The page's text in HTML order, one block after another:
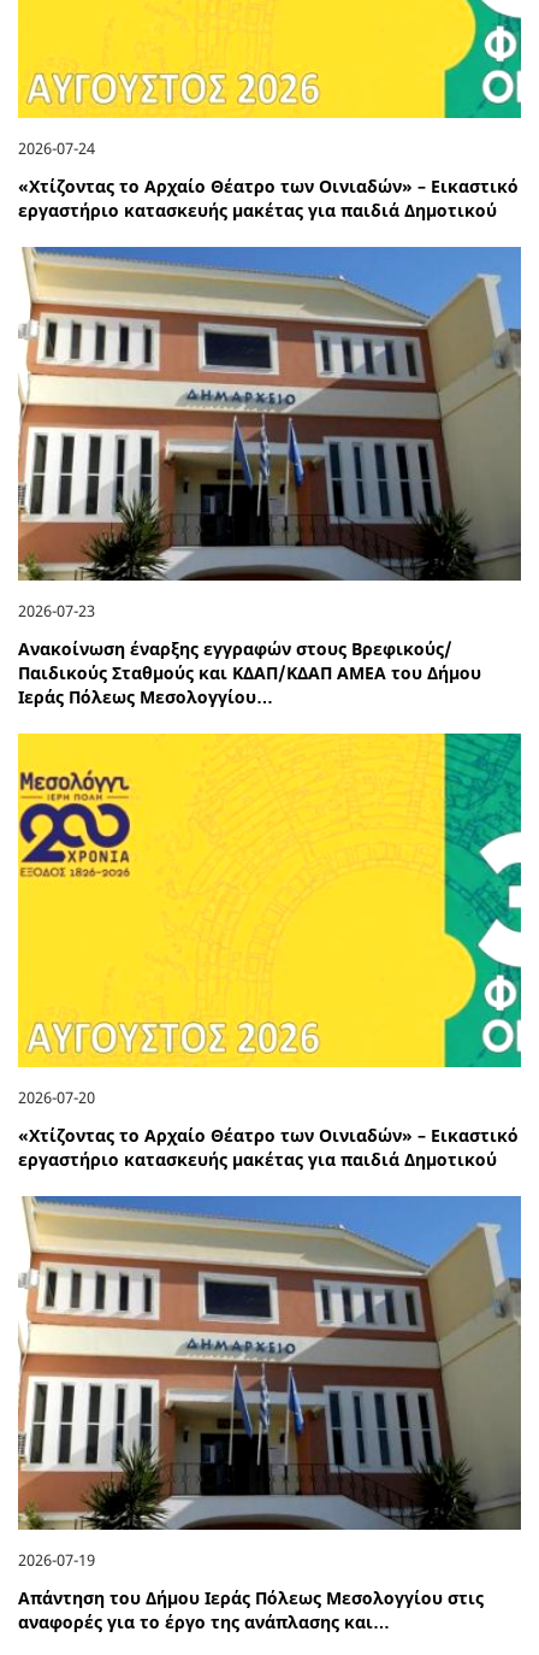
2026-07-24
«Χτίζοντας το Αρχαίο Θέατρο των Οινιαδών» – Εικαστικό
εργαστήριο κατασκευής μακέτας για παιδιά Δημοτικού
2026-07-23
Ανακοίνωση έναρξης εγγραφών στους Βρεφικούς/
Παιδικούς Σταθμούς και ΚΔΑΠ/ΚΔΑΠ ΑΜΕΑ του Δήμου
Ιεράς Πόλεως Μεσολογγίου…
2026-07-20
«Χτίζοντας το Αρχαίο Θέατρο των Οινιαδών» – Εικαστικό
εργαστήριο κατασκευής μακέτας για παιδιά Δημοτικού
2026-07-19
Απάντηση του Δήμου Ιεράς Πόλεως Μεσολογγίου στις
αναφορές για το έργο της ανάπλασης και…